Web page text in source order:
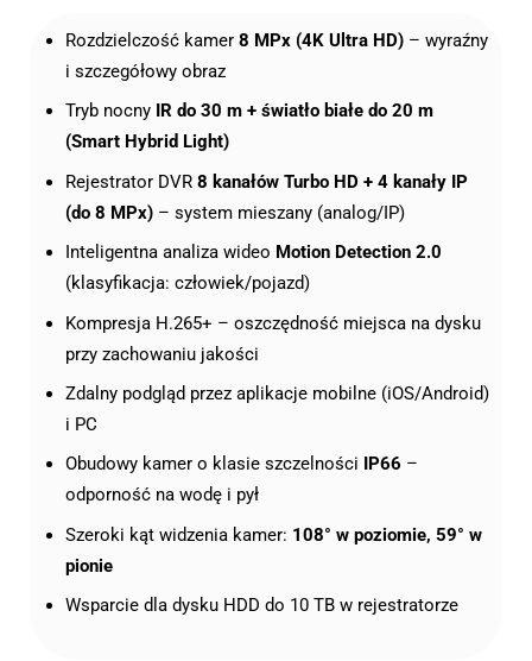
Rozdzielczość kamer 8 MPx (4K Ultra HD) – wyraźny
i szczegółowy obraz
Tryb nocny
IR do 30 m + światło białe do 20 m
(Smart Hybrid Light)
Rejestrator DVR 8 kanałów Turbo HD + 4 kanały IP
(do 8 MPx) – system mieszany (analog/IP)
Inteligentna analiza wideo Motion Detection 2.0
(klasyfikacja: człowiek/pojazd)
Kompresja H.265+ – oszczędność miejsca na dysku
przy zachowaniu jakości
Zdalny podgląd przez aplikacje mobilne (iOS/Android)
i PC
Obudowy kamer o klasie szczelności
IP66 –
odporność na wodę i pył
Szeroki kąt widzenia kamer: 108° w poziomie, 59° w
pionie
Wsparcie dla dysku HDD do 10 TB w rejestratorze